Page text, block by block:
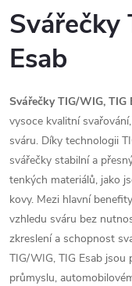
Svářečky
Esab
Svářečky TIG/WIG, TIG
vysoce kvalitní
sváru. Díky technologii
svářečky stabilní a
tenkých materiálů, jako
kovy. Mezi hlavní
vzhledu sváru bez
zkreslení a schopnost
TIG/WIG, TIG Esab
průmyslu,